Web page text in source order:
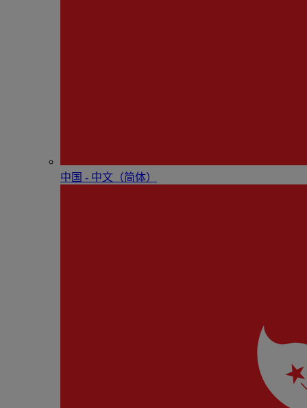
中国 - 中⽂（简体）